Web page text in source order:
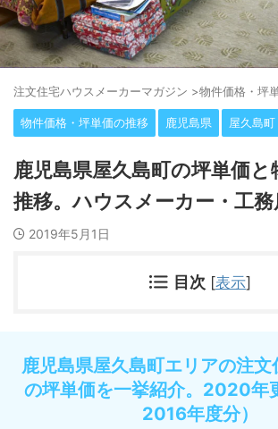
注⽂住宅ハウスメーカーマガジン >物件価格・坪
物件価格・坪単価の推移 鹿児島県 屋久島町
鹿児島県屋久島町の坪単価と
推移。ハウスメーカー・工務
2019年5月1日
目次 [表示]
鹿児島県屋久島町エリアの注
の坪単価を一挙紹介。2020年
2016年度分）